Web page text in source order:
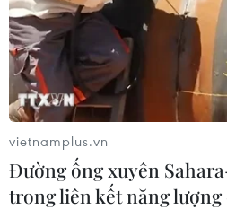
cuộc đời
08/08/2026 06:00
Dắt chó đi dạo không đúng
định, bị phạt đến 2 triệu
08/08/2026 04:16
vietnamplus.vn
Đường ống xuyên
trong liên kết năng lượng